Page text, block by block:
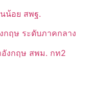
น้อย สพฐ.
กฤษ ระดับภาคกลาง
งกฤษ สพม. กท2